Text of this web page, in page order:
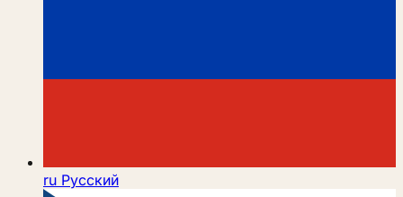
ru Русский